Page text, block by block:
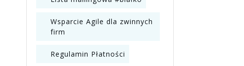
Wsparcie Agile dla zwinnych
firm
Regulamin Płatności